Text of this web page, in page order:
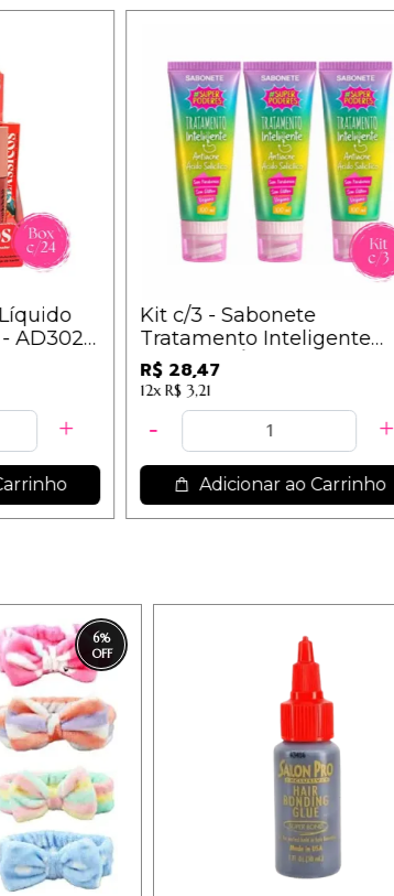
Líquido
- AD302 -
Carrinho
Kit c/3 - Sabonete
Tratamento Inteligente
Antiacne Ácido
Super Poderes
R$ 28,47
12xR$ 3,21
Adicionar ao
6%